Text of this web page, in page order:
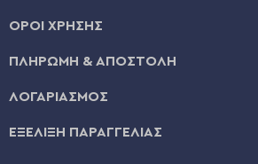
ΟΡΟΙ ΧΡΗΣΗΣ
ΠΛΗΡΩΜΗ & ΑΠΟΣΤΟΛΗ
ΛΟΓΑΡΙΑΣΜΟΣ
ΕΞΕΛΙΞΗ ΠΑΡΑΓΓΕΛΙΑΣ